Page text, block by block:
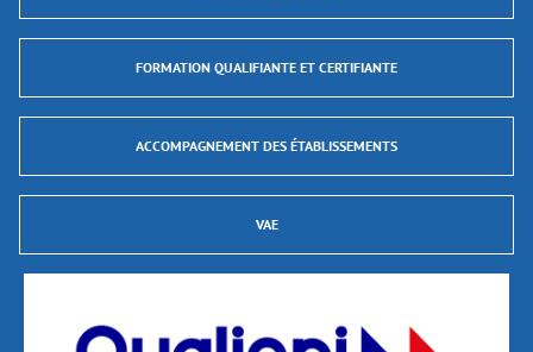
FORMATION QUALIFIANTE ET CERTIFIANTE
ACCOMPAGNEMENT DES ÉTABLISSEMENTS
VAE